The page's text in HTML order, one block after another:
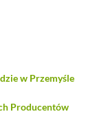
w Przemyśle
Producentów